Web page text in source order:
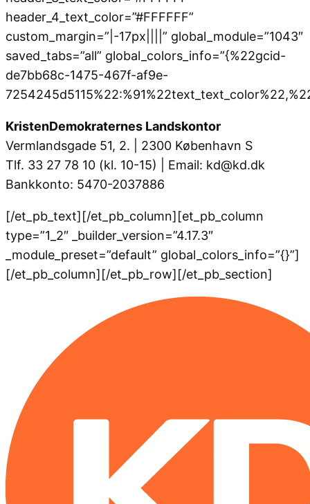
header_4_text_color=”#FFFFFF”
custom_margin=”|-17px||||” global_module=”1043″
saved_tabs=”all” global_colors_info=”{%22gcid-
de7bb68c-1475-467f-af9e-
KristenDemokraternes Landskontor
Vermlandsgade 51, 2. | 2300 København S
Tlf. 33 27 78 10 (kl. 10-15) | Email: kd@kd.dk
Bankkonto: 5470-2037886
[/et_pb_text][/et_pb_column][et_pb_column
type=”1_2″ _builder_version=”4.17.3″
_module_preset=”default” global_colors_info=”{}”]
[/et_pb_column][/et_pb_row][/et_pb_section]